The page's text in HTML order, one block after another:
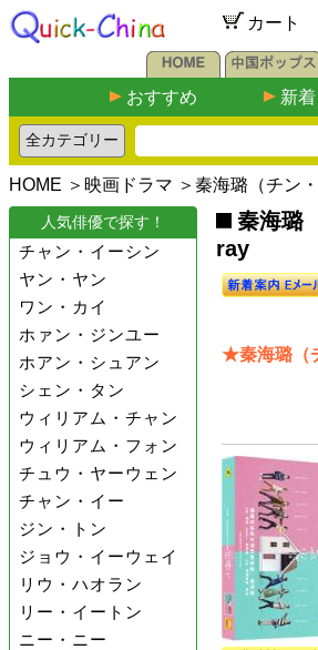
カート
おすすめ 新
HOME ＞ 映画ドラマ ＞秦海璐（チン
人気俳優で探す！
チャン・イーシン
ヤン・ヤン
ワン・カイ
ホァン・ジンユー
ホアン・シュアン
シェン・タン
ウィリアム・チャン
ウィリアム・フォン
チュウ・ヤーウェン
チャン・イー
ジン・トン
ジョウ・イーウェイ
リウ・ハオラン
リー・イートン
ニー・ニー
秦海璐
ray
★秦海璐（